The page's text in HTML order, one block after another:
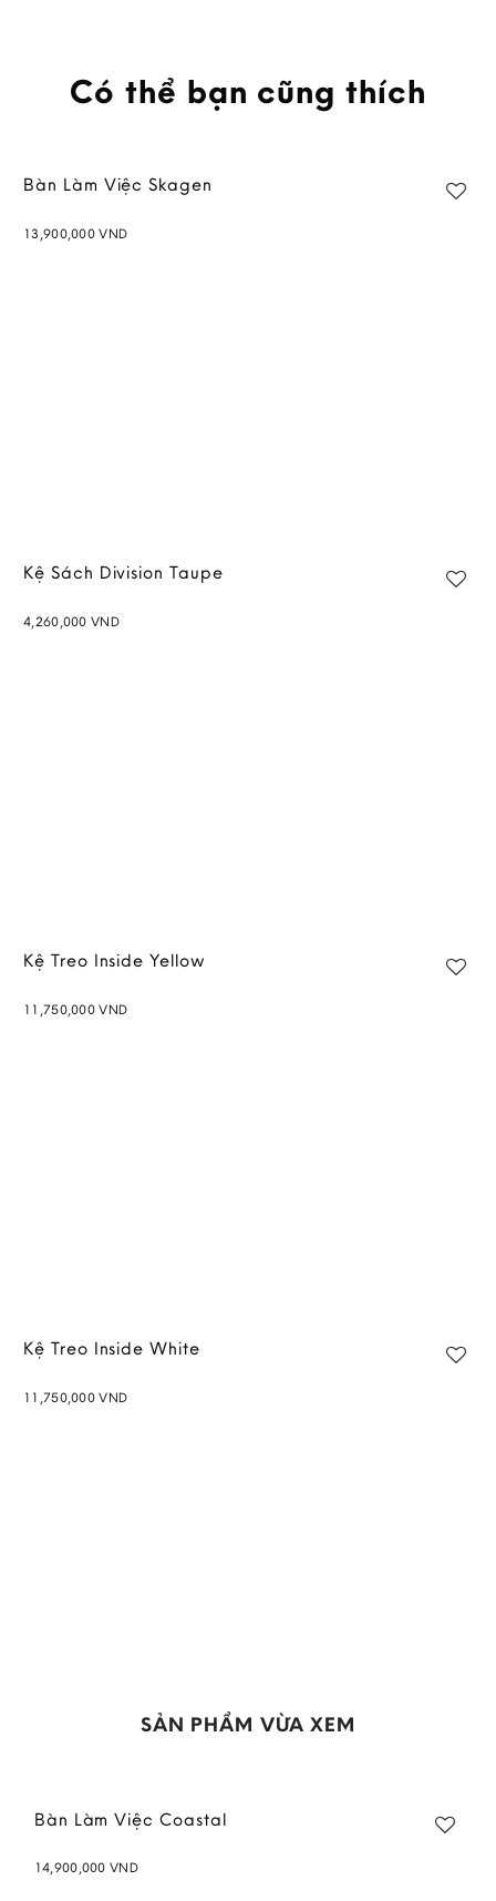
Có thể bạn cũng thích
Bàn Làm Việc Skagen
13,900,000VND
Kệ Sách Division Taupe
4,260,000 VND
Kệ Treo Inside Yellow
11,750,000VND
Kệ Treo Inside White
11,750,000VND
SẢN PHẨM VỪA XEM
Bàn Làm Việc Coastal
14,900,000VND